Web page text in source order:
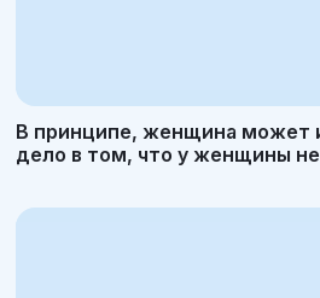
В принципе, женщина может
дело в том, что у женщины